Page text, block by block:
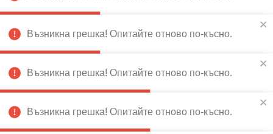
Събития
За нас
Истории
Абонирай се за новини
Възникна грешка! Опитайте отново по-късно.
Възникна грешка! Опитайте отново по-късно.
Възникна грешка! Опитайте отново по-късно.